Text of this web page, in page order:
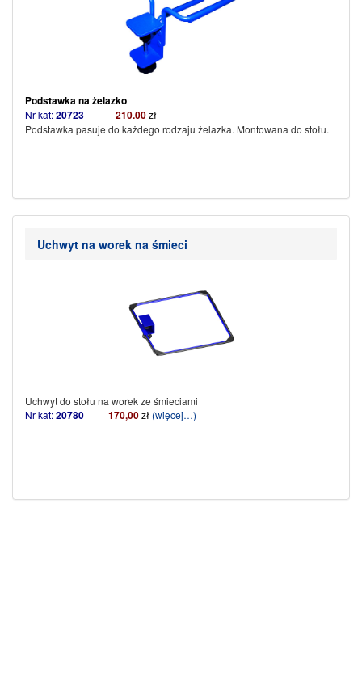
Podstawka na żelazko
Nr kat:20723 210.00zł
Podstawka pasuje do każdego rodzaju żelazka. Montowana do stołu.
Uchwyt na worek na śmieci
Uchwyt do stołu na worek ze śmieciami
Nr kat:20780 170,00zł (więcej…)